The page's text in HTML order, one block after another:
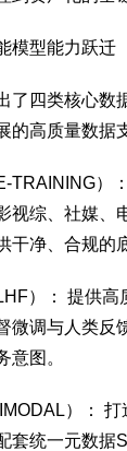
模型能力跃迁
了四类核心数
的高质量数据
TRAINING）
视综、社媒、
干净、合规的
）： 提供高
微调与人类反
意图。
）： 打
套统一元数据